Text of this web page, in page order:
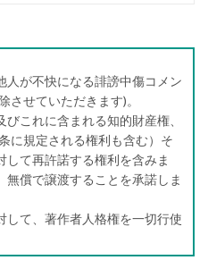
人が不快になる誹謗中傷コメン
させていただきます)。
これに含まれる知的財産権、
に規定される権利も含む）そ
て再許諾する権利を含みま
償で譲渡することを承諾しま
して、著作者人格権を一切行使